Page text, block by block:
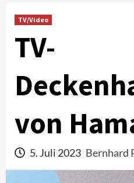
TV/Video
TV-
von
5. Juli 2023 Bernhard